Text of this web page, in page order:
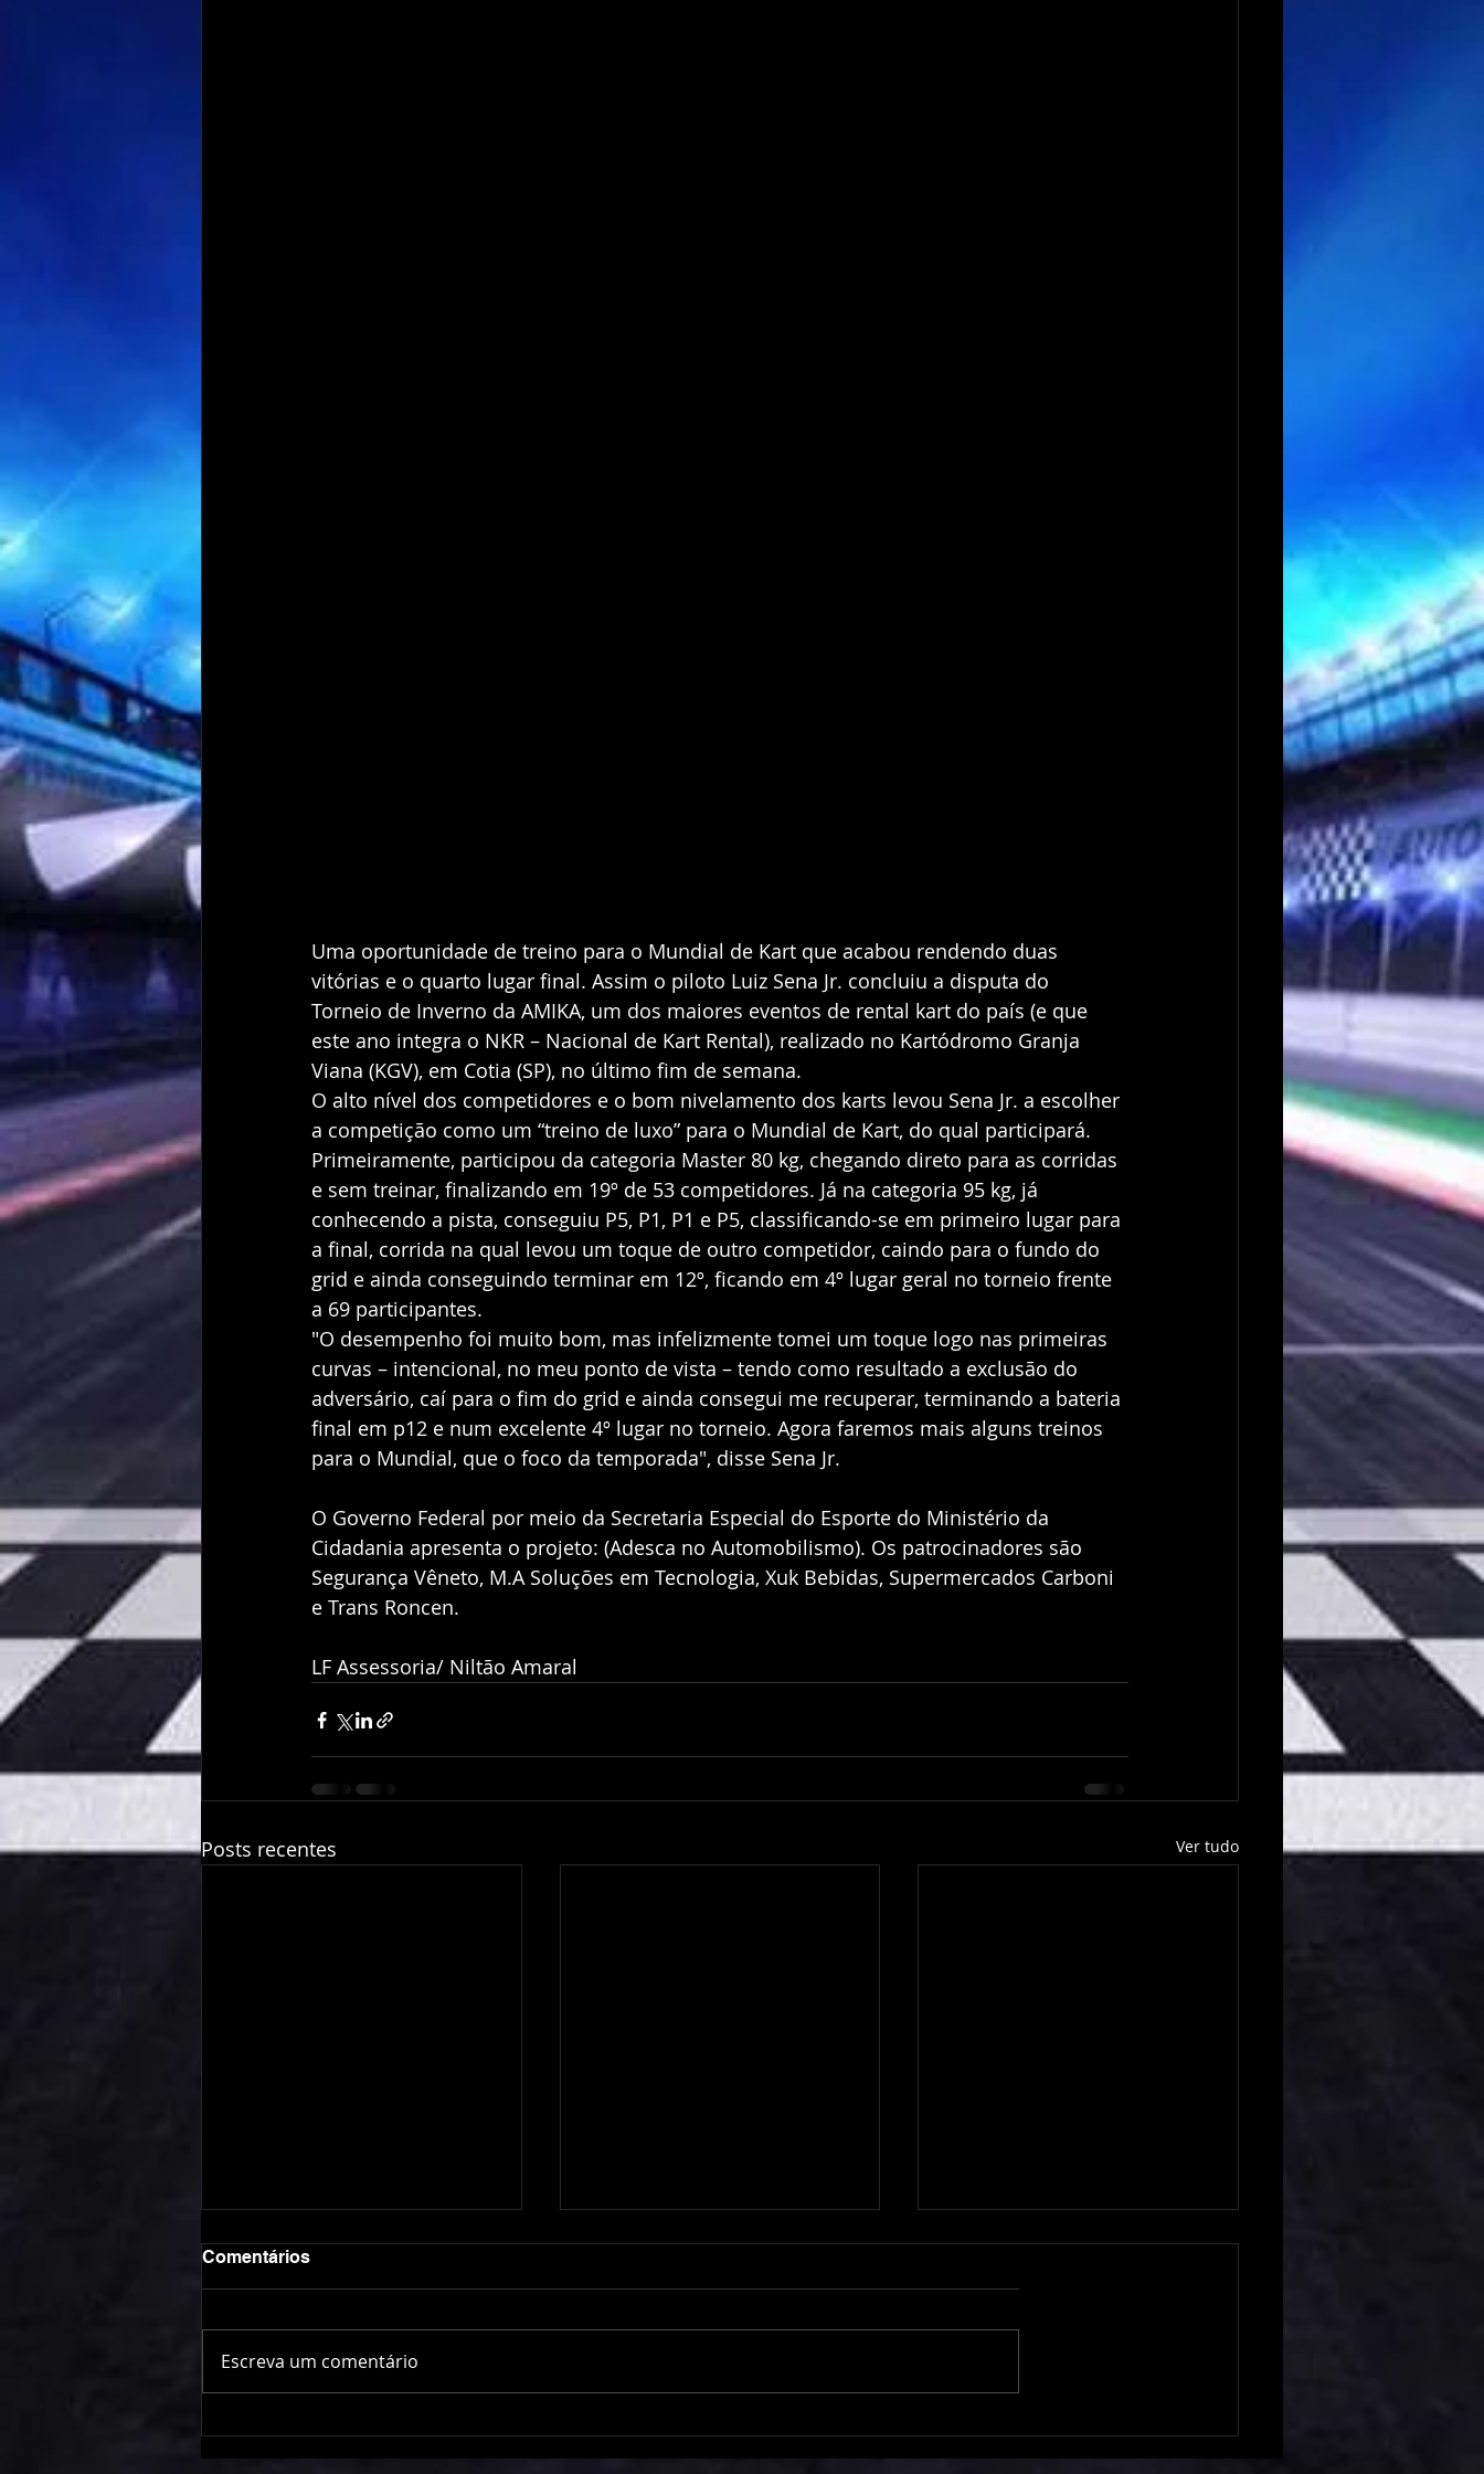
Uma oportunidade de treino para o Mundial de Kart que acabou rendendo duas
vitórias e o quarto lugar final. Assim o piloto Luiz Sena Jr. concluiu a disputa do
Torneio de Inverno da AMIKA, um dos maiores eventos de rental kart do país (e que
este ano integra o NKR – Nacional de Kart Rental), realizado no Kartódromo Granja
Viana (KGV), em Cotia (SP), no último fim de semana.
O alto nível dos competidores e o bom nivelamento dos karts levou Sena Jr. a escolher
a competição como um “treino de luxo” para o Mundial de Kart, do qual participará.
Primeiramente, participou da categoria Master 80 kg, chegando direto para as corridas
e sem treinar, finalizando em 19º de 53 competidores. Já na categoria 95 kg, já
conhecendo a pista, conseguiu P5, P1, P1 e P5, classificando-se em primeiro lugar para
a final, corrida na qual levou um toque de outro competidor, caindo para o fundo do
grid e ainda conseguindo terminar em 12º, ficando em 4º lugar geral no torneio frente
a 69 participantes.
"O desempenho foi muito bom, mas infelizmente tomei um toque logo nas primeiras
curvas – intencional, no meu ponto de vista – tendo como resultado a exclusão do
adversário, caí para o fim do grid e ainda consegui me recuperar, terminando a bateria
final em p12 e num excelente 4º lugar no torneio. Agora faremos mais alguns treinos
para o Mundial, que o foco da temporada", disse Sena Jr.
O Governo Federal por meio da Secretaria Especial do Esporte do Ministério da
Cidadania apresenta o projeto: (Adesca no Automobilismo). Os patrocinadores são
Segurança Vêneto, M.A Soluções em Tecnologia, Xuk Bebidas, Supermercados Carboni
e Trans Roncen.
LF Assessoria/ Niltão Amaral
Posts recentes Ver tudo
Comentários
Escreva um comentário